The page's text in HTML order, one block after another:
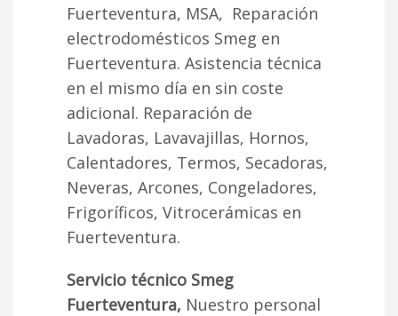
Fuerteventura, MSA, Reparación
electrodomésticos Smeg en
Fuerteventura. Asistencia técnica
en el mismo día en sin coste
adicional. Reparación de
Lavadoras, Lavavajillas, Hornos,
Calentadores, Termos, Secadoras,
Neveras, Arcones, Congeladores,
Frigoríficos, Vitrocerámicas en
Fuerteventura.
Servicio técnico Smeg
Fuerteventura, Nuestro personal